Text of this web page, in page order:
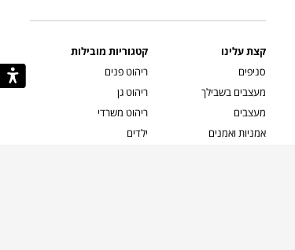
קצת עלינו
סניפים
מעצבים בשבילך
מעצבים
אמניות ואמנים
קטגוריות מובילות
ריהוט פנים
ריהוט גן
ריהוט משרדי
ילדים